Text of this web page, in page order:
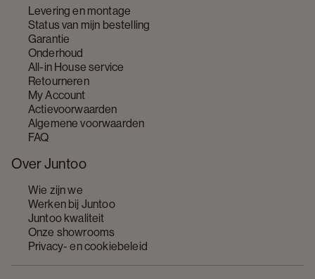
Levering en montage
Status van mijn bestelling
Garantie
Onderhoud
All-in House service
Retourneren
My Account
Actievoorwaarden
Algemene voorwaarden
FAQ
Over Juntoo
Wie zijn we
Werken bij Juntoo
Juntoo kwaliteit
Onze showrooms
Privacy- en cookiebeleid